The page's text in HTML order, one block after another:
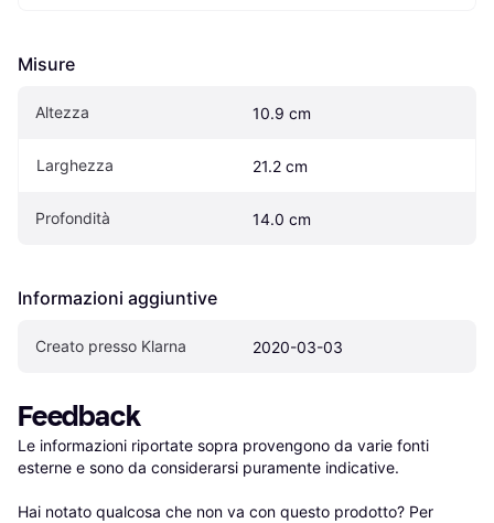
Misure
Altezza 10.9 cm
Larghezza 21.2 cm
Profondità 14.0 cm
Informazioni aggiuntive
Creato presso Klarna 2020-03-03
Feedback
Le informazioni riportate sopra provengono da varie fonti
esterne e sono da considerarsi puramente indicative.
Hai notato qualcosa che non va con questo prodotto? Per